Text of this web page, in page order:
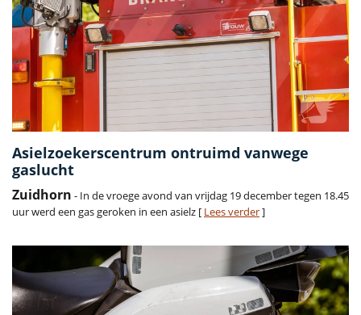
Asielzoekerscentrum ontruimd vanwege
gaslucht
Zuidhorn - In de vroege avond van vrijdag 19 december tegen 18.45
uur werd een gas geroken in een asielz [ Lees verder]